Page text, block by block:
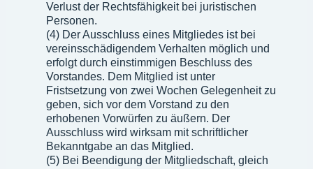
Verlust der Rechtsfähigkeit bei juristischen
Personen.
(4) Der Ausschluss eines Mitgliedes ist bei
vereinsschädigendem Verhalten möglich und
erfolgt durch einstimmigen Beschluss des
Vorstandes. Dem Mitglied ist unter
Fristsetzung von zwei Wochen Gelegenheit zu
geben, sich vor dem Vorstand zu den
erhobenen Vorwürfen zu äußern. Der
Ausschluss wird wirksam mit schriftlicher
Bekanntgabe an das Mitglied.
(5) Bei Beendigung der Mitgliedschaft, gleich